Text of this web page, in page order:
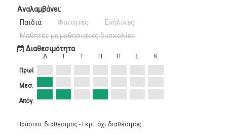
Αναλαμβάνει:
Παιδιά
Φοιτητές
Ενήλικες
Μαθητές με μαθησιακές δυσκολίες
Διαθεσιμότητα
Πρωί
Μεσ.
Απόγ.
Δ Τ Τ Π Π Σ Κ
Πράσινο: διαθέσιμος - Γκρι: όχι διαθέσιμος